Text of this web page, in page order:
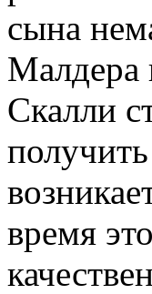
сына
Малдера
Скалли
время